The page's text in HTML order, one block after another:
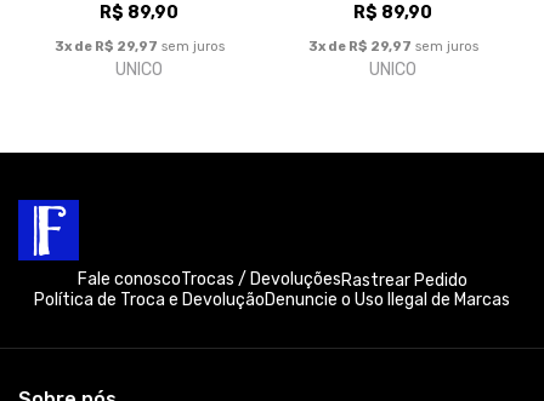
R$ 89,90
3x de R$ 29,97 sem juros
UNICO
R$ 89,90
3x de R$ 29,97 sem juros
UNICO
Fale conoscoTrocas / DevoluçõesRastrear Pedido
Política de Troca e DevoluçãoDenuncie o Uso Ilegal de Marcas